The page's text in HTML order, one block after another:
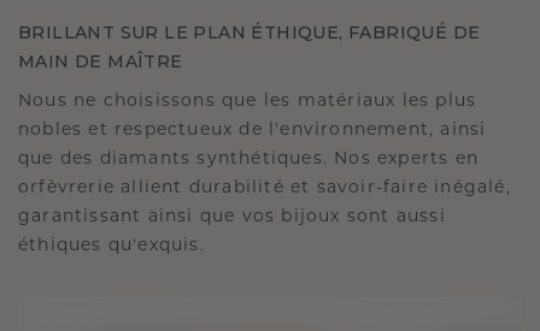
BRILLANT SUR LE PLAN ÉTHIQUE, FABRIQUÉ DE
MAIN DE MAÎTRE
Nous ne choisissons que les matériaux les plus
nobles et respectueux de l'environnement, ainsi
que des diamants synthétiques. Nos experts en
orfèvrerie allient durabilité et savoir-faire inégalé,
garantissant ainsi que vos bijoux sont aussi
éthiques qu'exquis.